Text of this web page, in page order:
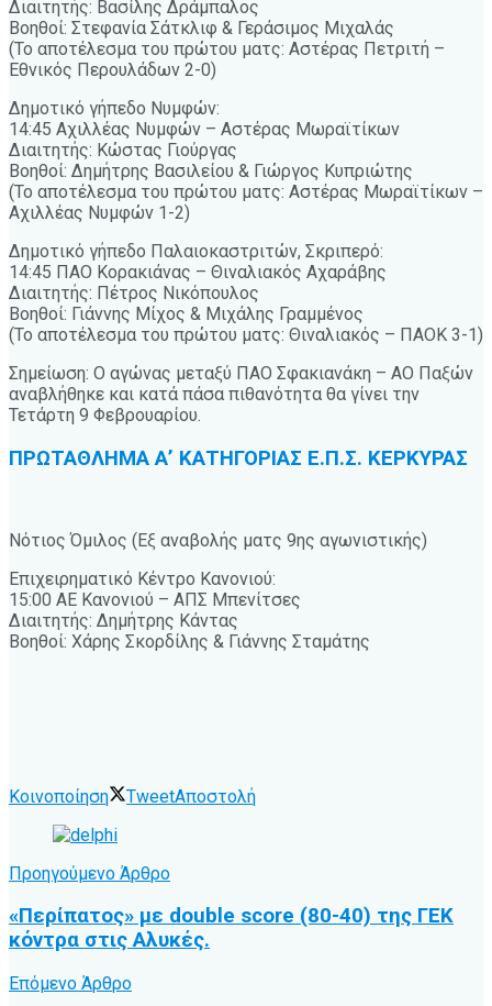
Διαιτητής: Βασίλης Δράμπαλος
Βοηθοί: Στεφανία Σάτκλιφ & Γεράσιμος Μιχαλάς
(Το αποτέλεσμα του πρώτου ματς: Αστέρας Πετριτή –
Εθνικός Περουλάδων 2-0)
Δημοτικό γήπεδο Νυμφών:
14:45 Αχιλλέας Νυμφών – Αστέρας Μωραϊτίκων
Διαιτητής: Κώστας Γιούργας
Βοηθοί: Δημήτρης Βασιλείου & Γιώργος Κυπριώτης
(Το αποτέλεσμα του πρώτου ματς: Αστέρας Μωραϊτίκων –
Αχιλλέας Νυμφών 1-2)
Δημοτικό γήπεδο Παλαιοκαστριτών, Σκριπερό:
14:45 ΠΑΟ Κορακιάνας – Θιναλιακός Αχαράβης
Διαιτητής: Πέτρος Νικόπουλος
Βοηθοί: Γιάννης Μίχος & Μιχάλης Γραμμένος
(Το αποτέλεσμα του πρώτου ματς: Θιναλιακός – ΠΑΟΚ 3-1)
Σημείωση: Ο αγώνας μεταξύ ΠΑΟ Σφακιανάκη – ΑΟ Παξών
αναβλήθηκε και κατά πάσα πιθανότητα θα γίνει την
Τετάρτη 9 Φεβρουαρίου.
ΠΡΩΤΑΘΛΗΜΑ Α’ ΚΑΤΗΓΟΡΙΑΣ Ε.Π.Σ. ΚΕΡΚΥΡΑΣ
Νότιος Όμιλος (Εξ αναβολής ματς 9ης αγωνιστικής)
Επιχειρηματικό Κέντρο Κανονιού:
15:00 ΑΕ Κανονιού – ΑΠΣ Μπενίτσες
Διαιτητής: Δημήτρης Κάντας
Βοηθοί: Χάρης Σκορδίλης & Γιάννης Σταμάτης
Κοινοποίηση TweetΑποστολή
Προηγούμενο Άρθρο
«Περίπατος» με double score (80-40) της ΓΕΚ
κόντρα στις Αλυκές.
Επόμενο Άρθρο